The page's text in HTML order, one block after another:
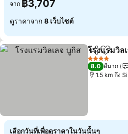
จาก ฿3,707
ดูราคาจาก 8 เว็บไซต์
แชร์ เพิ่มใน
โรงแรมวิล
4 ดาว
8.0 ดีมาก
1.5 km ถึง
เลือกวันที่เพื่อดูราคาในวันนั้นๆ